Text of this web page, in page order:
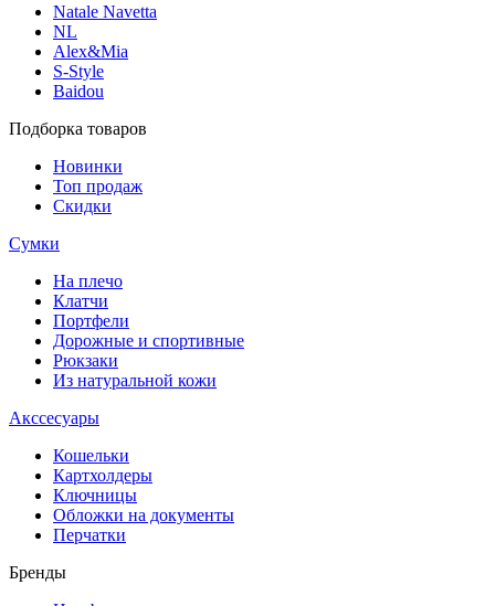
Natale Navetta
NL
Alex&Mia
S-Style
Baidou
Подборка товаров
Новинки
Топ продаж
Скидки
Сумки
На плечо
Клатчи
Портфели
Дорожные и спортивные
Рюкзаки
Из натуральной кожи
Акссесуары
Кошельки
Картхолдеры
Ключницы
Обложки на документы
Перчатки
Бренды